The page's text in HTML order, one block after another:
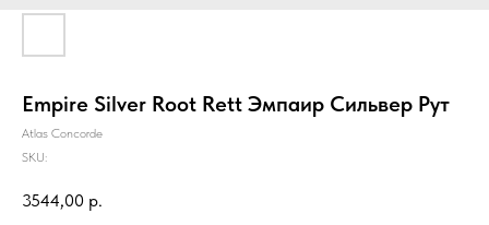
Empire Silver Root Rett Эмпаир Сильвер Рут
Atlas Concorde
SKU:
3544,00 р.